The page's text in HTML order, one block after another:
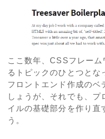
ここ数年、CSSフレー
るトピックのひとつとな
フロントエンド作成のベ
しょうが、それでも、プ
イルの基礎部分を作り直
う。